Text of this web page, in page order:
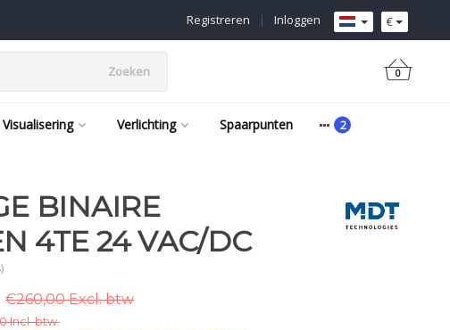
€
Inloggen
|
Registreren
Zoeken 0
Visualisering Verlichting Spaarpunten
BINAIRE
4TE 24 VAC/DC
€260,00 Excl. btw
Incl. btw.